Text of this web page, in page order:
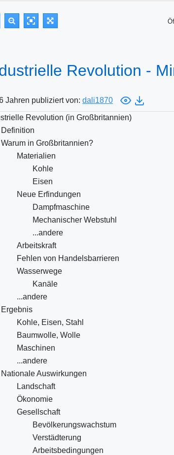
Revolution -
Jahren publiziert von: dali1870
Revolution (in Großbritannien)
Definition
Warum in Großbritannien?
Materialien
Kohle
Eisen
Neue Erfindungen
Dampfmaschine
Mechanischer Webstuhl
...andere
Arbeitskraft
Fehlen von Handelsbarrieren
Wasserwege
Kanäle
...andere
Ergebnis
Kohle, Eisen, Stahl
Baumwolle, Wolle
Maschinen
...andere
Nationale Auswirkungen
Landschaft
Ökonomie
Gesellschaft
Bevölkerungswachstum
Verstädterung
Arbeitsbedingungen